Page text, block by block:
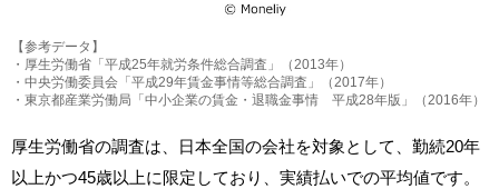
【参考データ】
・厚生労働省「平成25年就労条件総合調査」（2013年）
・中央労働委員会「平成29年賃金事情等総合調査」（2017年）
・東京都産業労働局「中小企業の賃金・退職金事情 平成28年版」（2016年）
厚生労働省の調査は、日本全国の会社を対象として、勤続20年
以上かつ45歳以上に限定しており、実績払いでの平均値です。